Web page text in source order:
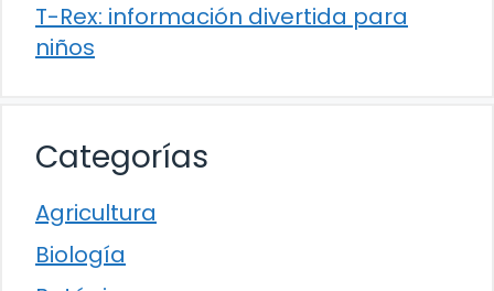
T-Rex: información divertida para
niños
Categorías
Agricultura
Biología